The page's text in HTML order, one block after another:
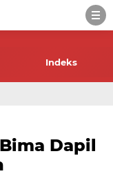
Indeks
Dapil